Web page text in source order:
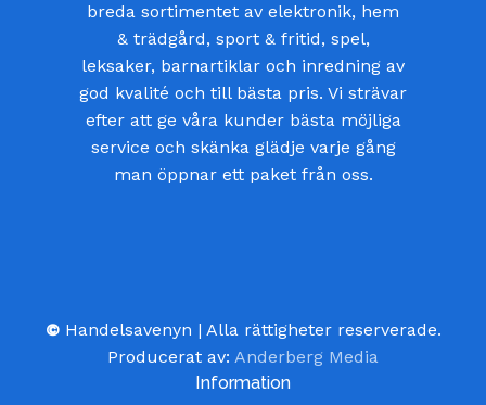
breda sortimentet av elektronik, hem
& trädgård, sport & fritid, spel,
leksaker, barnartiklar och inredning av
god kvalité och till bästa pris. Vi strävar
efter att ge våra kunder bästa möjliga
service och skänka glädje varje gång
man öppnar ett paket från oss.
© Handelsavenyn | Alla rättigheter reserverade.
Producerat av: Anderberg Media
Information